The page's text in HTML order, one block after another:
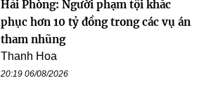
Hải Phòng: Người phạm tội khắc
phục hơn 10 tỷ đồng trong các vụ án
tham nhũng
Thanh Hoa
20:19 06/08/2026